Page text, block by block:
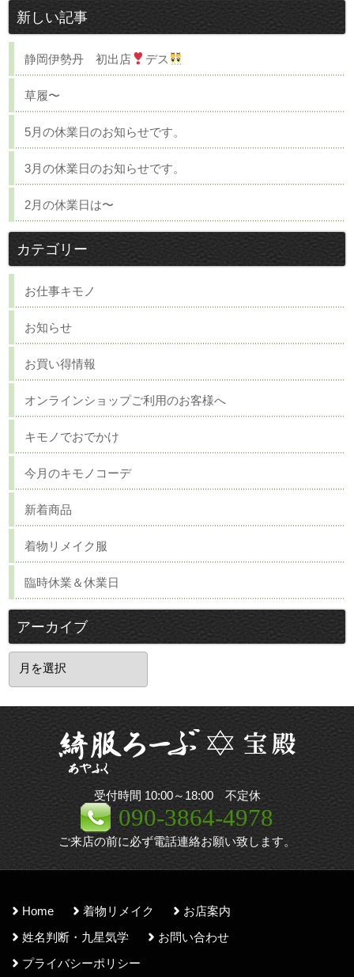
新しい記事
静岡伊勢丹 初出店 デス
草履〜
5月の休業日のお知らせです。
3月の休業日のお知らせです。
2月の休業日は〜
カテゴリー
お仕事キモノ
お知らせ
お買い得情報
オンラインショップご利用のお客様へ
キモノでおでかけ
今月のキモノコーデ
新着商品
着物リメイク服
臨時休業＆休業日
アーカイブ
ー
受付時間 10:00～18:00 不定休
090-3864-4978
ご来店の前に必ず電話連絡お願い致します。
Home 着物リメイク お店案内
姓名判断・九星気学 お問い合わせ
プライバシーポリシー